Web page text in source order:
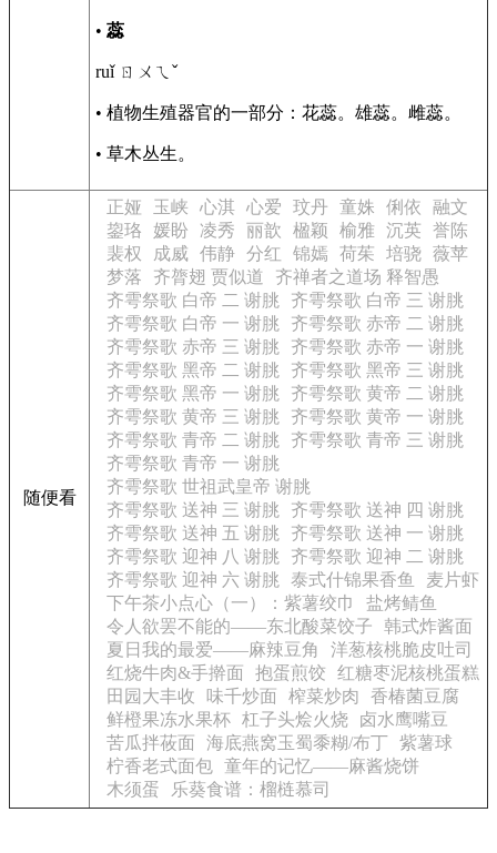
• 蕊
ruǐ ㄖㄨㄟˇ
• 植物生殖器官的一部分：花蕊。雄蕊。雌蕊。
• 草木丛生。
随便看
正娅 玉峡 心淇 心爱 玟丹 童姝 俐依
融文
鋆珞
媛盼 凌秀 丽歆 楹颖 榆雅 沉英
誉陈
裴权
成威 伟静 分红 锦嫣 荷茱 培骁 薇苹
梦落
齐膂翅 贾似道
齐禅者之道场 释智愚
齐雩祭歌 白帝 二 谢朓
齐雩祭歌 白帝 三 谢朓
齐雩祭歌 白帝 一 谢朓
齐雩祭歌 赤帝 二 谢朓
齐雩祭歌 赤帝 三 谢朓
齐雩祭歌 赤帝 一 谢朓
齐雩祭歌 黑帝 二 谢朓
齐雩祭歌 黑帝 三 谢朓
齐雩祭歌 黑帝 一 谢朓
齐雩祭歌 黄帝 二 谢朓
齐雩祭歌 黄帝 三 谢朓
齐雩祭歌 黄帝 一 谢朓
齐雩祭歌 青帝 二 谢朓
齐雩祭歌 青帝 三 谢朓
齐雩祭歌 青帝 一 谢朓
齐雩祭歌 世祖武皇帝 谢朓
齐雩祭歌 送神 三 谢朓
齐雩祭歌 送神 四 谢朓
齐雩祭歌 送神 五 谢朓
齐雩祭歌 送神 一 谢朓
齐雩祭歌 迎神 八 谢朓
齐雩祭歌 迎神 二 谢朓
齐雩祭歌 迎神 六 谢朓
泰式什锦果香鱼
麦片虾
下午茶小点心（一）：紫薯绞巾
盐烤鲭鱼
令人欲罢不能的——东北酸菜饺子
韩式炸酱面
夏日我的最爱——麻辣豆角
洋葱核桃脆皮吐司
红烧牛肉&手擀面
抱蛋煎饺
红糖枣泥核桃蛋糕
田园大丰收
味千炒面 榨菜炒肉
香椿菌豆腐
鲜橙果冻水果杯 杠子头烩火烧
卤水鹰嘴豆
苦瓜拌莜面
海底燕窝玉蜀黍糊/布丁 紫薯球
柠香老式面包 童年的记忆——麻酱烧饼
木须蛋
乐葵食谱：榴梿慕司